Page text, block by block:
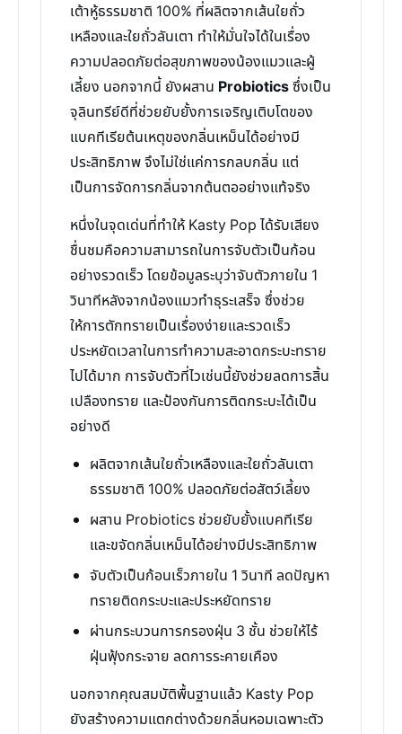
เต้าหู้ธรรมชาติ 100% ที่ผลิตจากเส้นใยถั่ว
เหลืองและใยถั่วลันเตา ทำให้มั่นใจได้ในเรื่อง
ความปลอดภัยต่อสุขภาพของน้องแมวและผู้
เลี้ยง นอกจากนี้ ยังผสาน Probioticsซึ่งเป็น
จุลินทรีย์ดีที่ช่วยยับยั้งการเจริญเติบโตของ
แบคทีเรียต้นเหตุของกลิ่นเหม็นได้อย่างมี
ประสิทธิภาพ จึงไม่ใช่แค่การกลบกลิ่น แต่
เป็นการจัดการกลิ่นจากต้นตออย่างแท้จริง
หนึ่งในจุดเด่นที่ทำให้ Kasty Pop ได้รับเสียง
ชื่นชมคือความสามารถในการจับตัวเป็นก้อน
อย่างรวดเร็ว โดยข้อมูลระบุว่าจับตัวภายใน 1
วินาทีหลังจากน้องแมวทำธุระเสร็จ ซึ่งช่วย
ให้การตักทรายเป็นเรื่องง่ายและรวดเร็ว
ประหยัดเวลาในการทำความสะอาดกระบะทราย
ไปได้มาก การจับตัวที่ไวเช่นนี้ยังช่วยลดการสิ้น
เปลืองทราย และป้องกันการติดกระบะได้เป็น
อย่างดี
ผลิตจากเส้นใยถั่วเหลืองและใยถั่วลันเตา
ธรรมชาติ 100% ปลอดภัยต่อสัตว์เลี้ยง
ผสาน Probiotics ช่วยยับยั้งแบคทีเรีย
และขจัดกลิ่นเหม็นได้อย่างมีประสิทธิภาพ
จับตัวเป็นก้อนเร็วภายใน 1 วินาที ลดปัญหา
ทรายติดกระบะและประหยัดทราย
ผ่านกระบวนการกรองฝุ่น 3 ชั้น ช่วยให้ไร้
ฝุ่นฟุ้งกระจาย ลดการระคายเคือง
นอกจากคุณสมบัติพื้นฐานแล้ว Kasty Pop
ยังสร้างความแตกต่างด้วยกลิ่นหอมเฉพาะตัว